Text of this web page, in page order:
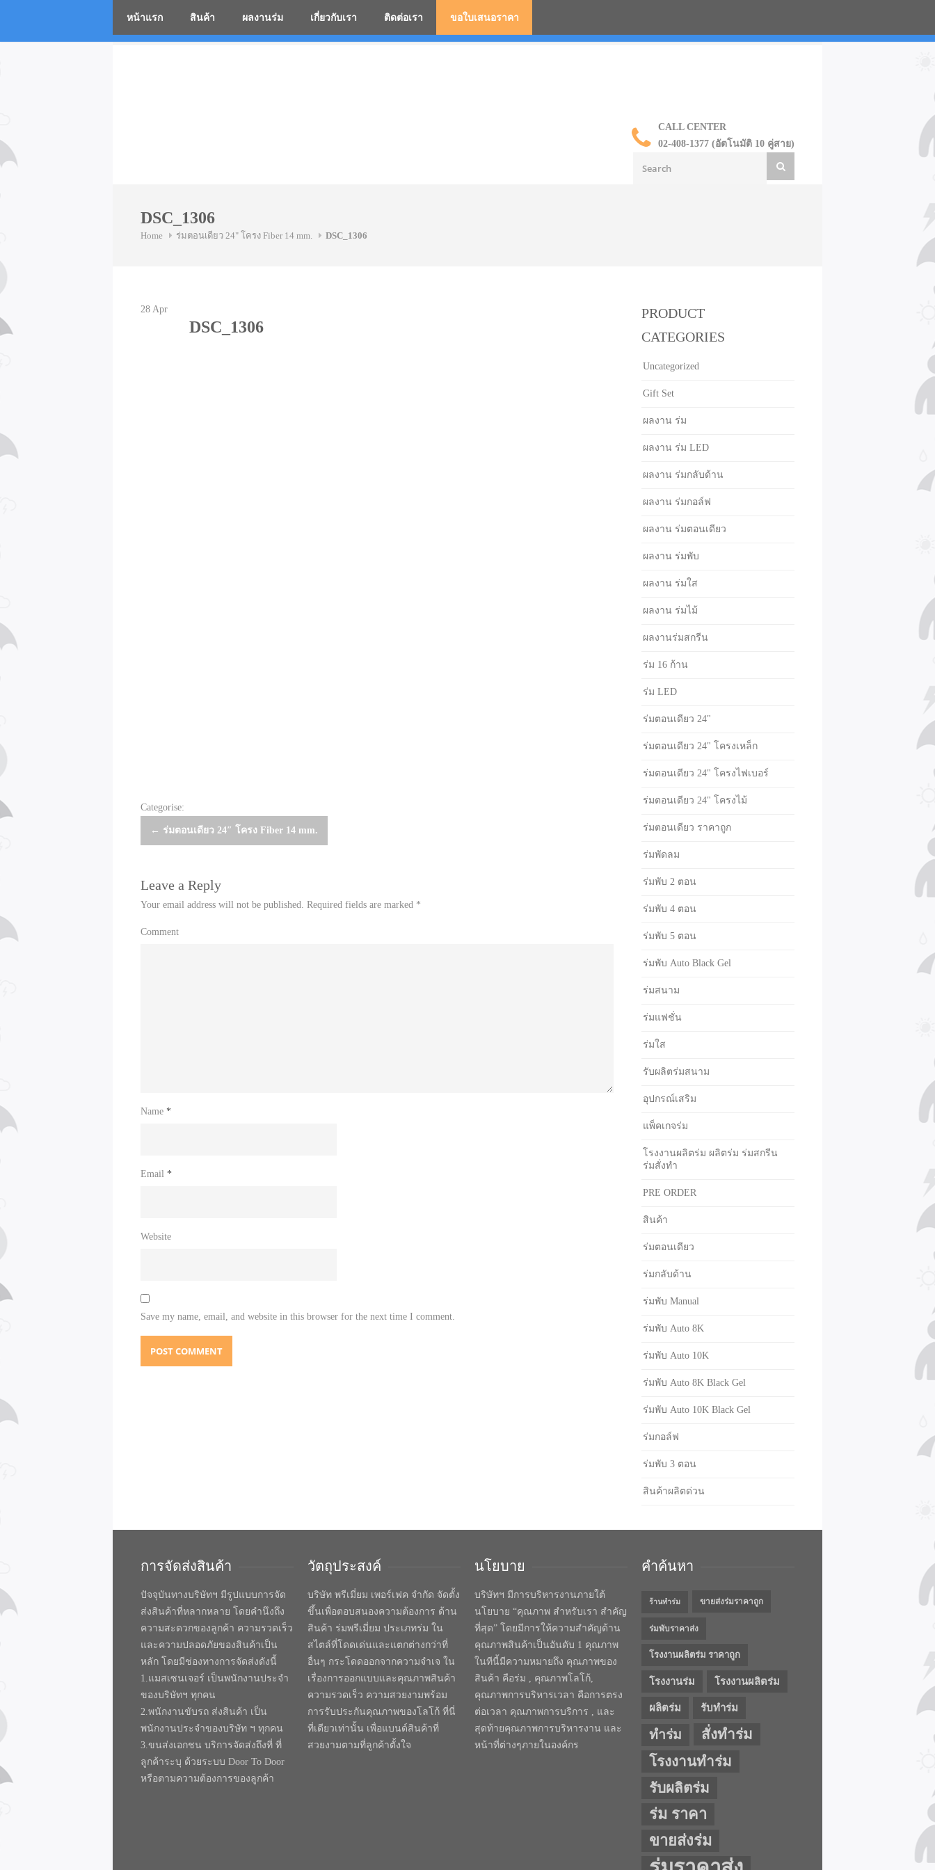
CALL CENTER
02-408-1377 (อัตโนมัติ 10 คู่สาย)
หน้าแรก สินค้า ผลงานร่ม เกี่ยวกับเรา ติดต่อเรา ขอใบเสนอราคา
DSC_1306
Home ร่มตอนเดียว 24" โครง Fiber 14 mm. DSC_1306
28 Apr
DSC_1306
Categorise:
Post
← ร่มตอนเดียว 24″ โครง Fiber 14 mm.
Leave a Reply
Your email address will not be published. Required fields are marked *
Comment
Name *
Email *
Website
Save my name, email, and website in this browser for the next time I comment.
PRODUCT
CATEGORIES
Uncategorized
Gift Set
ผลงาน ร่ม
ผลงาน ร่ม LED
ผลงาน ร่มกลับด้าน
ผลงาน ร่มกอล์ฟ
ผลงาน ร่มตอนเดียว
ผลงาน ร่มพับ
ผลงาน ร่มใส
ผลงาน ร่มไม้
ผลงานร่มสกรีน
ร่ม 16 ก้าน
ร่ม LED
ร่มตอนเดียว 24"
ร่มตอนเดียว 24" โครงเหล็ก
ร่มตอนเดียว 24" โครงไฟเบอร์
ร่มตอนเดียว 24" โครงไม้
ร่มตอนเดียว ราคาถูก
ร่มพัดลม
ร่มพับ 2 ตอน
ร่มพับ 4 ตอน
ร่มพับ 5 ตอน
ร่มพับ Auto Black Gel
ร่มสนาม
ร่มแฟชั่น
ร่มใส
รับผลิตร่มสนาม
อุปกรณ์เสริม
แพ็คเกจร่ม
โรงงานผลิตร่ม ผลิตร่ม ร่มสกรีน
ร่มสั่งทำ
PRE ORDER
สินค้า
ร่มตอนเดียว
ร่มกลับด้าน
ร่มพับ Manual
ร่มพับ Auto 8K
ร่มพับ Auto 10K
ร่มพับ Auto 8K Black Gel
ร่มพับ Auto 10K Black Gel
ร่มกอล์ฟ
ร่มพับ 3 ตอน
สินค้าผลิตด่วน
การจัดส่งสินค้า
ปัจจุบันทางบริษัทฯ มีรูปแบบการจัด
ส่งสินค้าที่หลากหลาย โดยคำนึงถึง
ความสะดวกของลูกค้า ความรวดเร็ว
และความปลอดภัยของสินค้าเป็น
หลัก โดยมีช่องทางการจัดส่งดังนี้
1.แมสเซนเจอร์ เป็นพนักงานประจำ
ของบริษัทฯ ทุกคน
2.พนักงานขับรถ ส่งสินค้า เป็น
พนักงานประจำของบริษัท ฯ ทุกคน
3.ขนส่งเอกชน บริการจัดส่งถึงที่ ที่
ลูกค้าระบุ ด้วยระบบ Door To Door
หรือตามความต้องการของลูกค้า
วัตถุประสงค์
บริษัท พรีเมี่ยม เพอร์เฟค จำกัด จัดตั้ง
ขึ้นเพื่อตอบสนองความต้องการ ด้าน
สินค้า ร่มพรีเมี่ยม ประเภทร่ม ใน
สไตล์ที่โดดเด่นและแตกต่างกว่าที่
อื่นๆ กระโดดออกจากความจำเจ ใน
เรื่องการออกแบบและคุณภาพสินค้า
ความรวดเร็ว ความสวยงามพร้อม
การรับประกันคุณภาพของโลโก้ ที่นี่
ที่เดียวเท่านั้น เพื่อแบนด์สินค้าที่
สวยงามตามที่ลูกค้าตั้งใจ
นโยบาย
บริษัทฯ มีการบริหารงานภายใต้
นโยบาย “คุณภาพ สำหรับเรา สำคัญ
ที่สุด” โดยมีการให้ความสำคัญด้าน
คุณภาพสินค้าเป็นอันดับ 1 คุณภาพ
ในทีนี้มีความหมายถึง คุณภาพของ
สินค้า คือร่ม , คุณภาพโลโก้,
คุณภาพการบริหารเวลา คือการตรง
ต่อเวลา คุณภาพการบริการ , และ
สุดท้ายคุณภาพการบริหารงาน และ
หน้าที่ต่างๆภายในองค์กร
คำค้นหา
ร้านทำร่ม ขายส่งร่มราคาถูก
ร่มพับราคาส่ง
โรงงานผลิตร่ม ราคาถูก
โรงงานร่ม โรงงานผลิตร่ม
ผลิตร่ม รับทำร่ม
ทำร่ม
สั่งทำร่ม
โรงงานทำร่ม
รับผลิตร่ม
ร่ม ราคา
ขายส่งร่ม
โรงงานร่มสกรีนโลโก้ ร่มพรีเมี่ยม ร่มตอนเดียว ร่มกอล์ฟ ร่มกลับด้าน ราคาส่ง